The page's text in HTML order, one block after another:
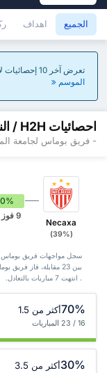
الجميع اهداف
تعرض آخر 10 إحصائيات لأن هذه مباراة في بداية الموسم.
الموسم
احصائيات H2H / النتائج السابقة
- فريق بوماس لجامعة
9 فوز
Necaxa
(39%)
سجل مواجهات فريق بوماس
. انتهت 7 مباريات بالتعادل.
70%أكثر من 1.5
16 / 23 المباريات
30%أكثر من 3.5